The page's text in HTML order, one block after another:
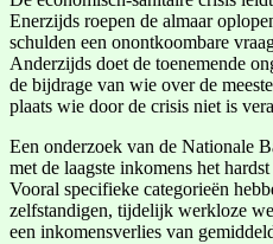
Enerzijds roepen de almaar
schulden een onontkoombare
Anderzijds doet de toenemende
de bijdrage van wie over de
plaats wie door de crisis niet is
Een onderzoek van de Nationale
met de laagste inkomens het
Vooral specifieke categorieën
zelfstandigen, tijdelijk werkloze
een inkomensverlies van